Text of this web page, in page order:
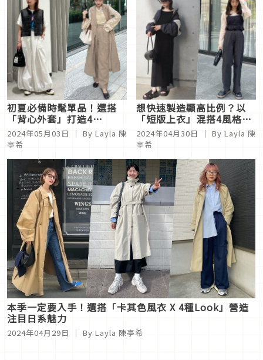
初夏必備時髦單品！選搭
「背心外套」打造4
styling 日系注目層次
2024年05月03日 ｜ By Layla 陳
亭希
想快速製造顯高比例？以
「短版上衣」混搭4風格輕
鬆打造視覺+5cm線條
2024年04月30日 ｜ By Layla 陳
亭希
本季一定要入手！選搭「卡其色風衣 X 4種Look」營造
注目日系魅力
2024年04月29日 ｜ By Layla 陳亭希